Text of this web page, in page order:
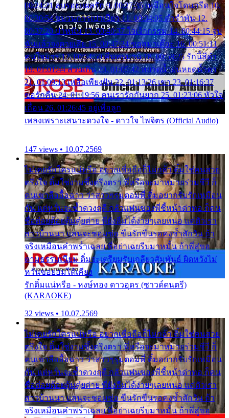
00:24:21 ลบรอยแผลรัก 9. 00:27:35 เหมือนใจโดนกรีด 10.
00:30:54 ขบวนการเปาเปียว 11. 00:34:05 คำรำพัน 12.
00:37:20 ปาหนัน 13. 00:40:37 ใจเจ้ากรรม 14. 00:44:15 จูบ
ฉันแล้วจงตายเสีย 15. 00:47:24 ขอสูมาเต๊อะ 16. 00:51:11
คนใจมาร 17. 00:54:50 คืนทรมาน 18. 00:58:25 รักนี้สีดำ
19. 01:01:44 ส่วนเกิน 20. 01:05:42 หยาดน้ำฝนหยดน้ำตา
21. 01:09:13 เหลือเพียงฝัน 22. 01:13:26 เขา 23. 01:16:37
ขอรักคืน 24. 01:19:56 คนเรารักกันยาก 25. 01:23:06 หัวใจ
เถื่อน 26. 01:26:45 อยู่เพื่อลูก
เพลงเพราะเสนาะดวงใจ - ดาวใจ ไพจิตร (Official Audio)
147 views • 10.07.2569
ไม่เคยรักใครแน่หรือ อยากเชื่อถือก็ไม่กล้า ติ๋มใช่คนสวย
ตรึงใจ ติ๋มใช่งามซึ้งตรึงตรา พี่หรือจะมาหมายร่วมชีวี ก็
คนเขาลืออื้อฉาว ว่าสาวๆรุมตอมพี่ ติ๋มอยากรับรักเหมือน
กัน แต่หวั่นจะช้ำดวงฤดี กลัวแฟนของพี่ชี้หน้าด่าทอ ก็คน
ชื่อต๋อยต้อยตุ้มตุ๋ยต่าย พี่ยังลืมได้ง่ายๆเลยหนอ แค่ตัวเรา
สาวบ้านนา แสนจะซอมซ่อ ขืนรักขืนรอคงช้ำสักวัน ถ้า
จริงเหมือนคำพร่ำเฉลย พี่อย่าเฉยรีบมาหมั้น ถ้าพี่สู่ขอ
ตามธรรมเนียม ติ๋มจะเตรียมรับเกลียวสัมพันธ์ ผิดหวังไม่
หวั่นขอยอมได้เคียง
รักติ๋มแน่หรือ - หงษ์ทอง ดาวอุดร (ซาวด์ดนตรี)
(KARAOKE)
32 views • 10.07.2569
ไม่เคยรักใครแน่หรือ อยากเชื่อถือก็ไม่กล้า ติ๋มใช่คนสวย
ตรึงใจ ติ๋มใช่งามซึ้งตรึงตรา พี่หรือจะมาหมายร่วมชีวี ก็
คนเขาลืออื้อฉาว ว่าสาวๆรุมตอมพี่ ติ๋มอยากรับรักเหมือน
กัน แต่หวั่นจะช้ำดวงฤดี กลัวแฟนของพี่ชี้หน้าด่าทอ ก็คน
ชื่อต๋อยต้อยตุ้มตุ๋ยต่าย พี่ยังลืมได้ง่ายๆเลยหนอ แค่ตัวเรา
สาวบ้านนา แสนจะซอมซ่อ ขืนรักขืนรอคงช้ำสักวัน ถ้า
จริงเหมือนคำพร่ำเฉลย พี่อย่าเฉยรีบมาหมั้น ถ้าพี่สู่ขอ